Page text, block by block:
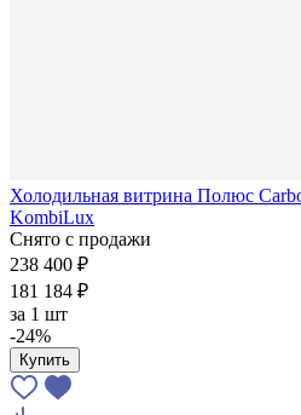
Холодильная витрина Полюс
KombiLux
Снято с продажи
238 400 ₽
181 184 ₽
за 1 шт
-24%
Купить